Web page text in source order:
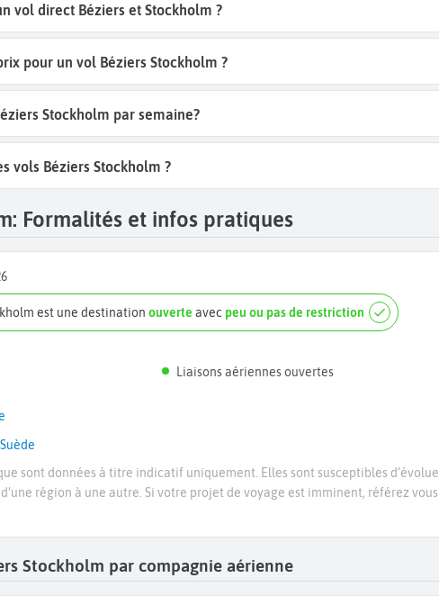
vol direct Béziers et Stockholm ?
pour un vol Béziers Stockholm ?
Stockholm par semaine?
vols Béziers Stockholm ?
Formalités et infos pratiques
est une destinationouverte avec peu ou pas de restriction
Liaisons aériennes ouvertes
sont données à titre indicatif uniquement. Elles sont susceptibles
région à une autre. Si votre projet de voyage est imminent, référez vous
Stockholm par compagnie aérienne